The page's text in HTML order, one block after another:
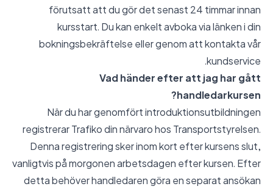
förutsatt att du gör det senast 24 timmar innan
kursstart. Du kan enkelt avboka via länken i din
bokningsbekräftelse eller genom att kontakta vår
kundservice.
Vad händer efter att jag har gått
handledarkursen?
När du har genomfört introduktionsutbildningen
registrerar Trafiko din närvaro hos Transportstyrelsen.
Denna registrering sker inom kort efter kursens slut,
vanligtvis på morgonen arbetsdagen efter kursen. Efter
detta behöver handledaren göra en separat ansökan